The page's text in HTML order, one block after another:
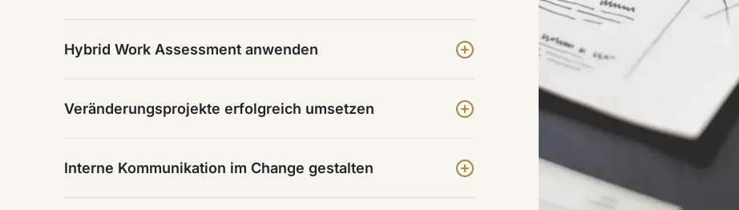
Hybrid Work Assessment anwenden
Veränderungsprojekte erfolgreich umsetzen
Interne Kommunikation im Change gestalten